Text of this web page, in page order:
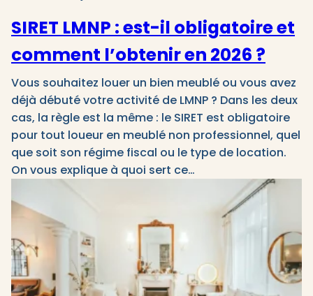
SIRET LMNP : est-il obligatoire et
comment l’obtenir en 2026 ?
Vous souhaitez louer un bien meublé ou vous avez
déjà débuté votre activité de LMNP ? Dans les deux
cas, la règle est la même : le SIRET est obligatoire
pour tout loueur en meublé non professionnel, quel
que soit son régime fiscal ou le type de location.
On vous explique à quoi sert ce…